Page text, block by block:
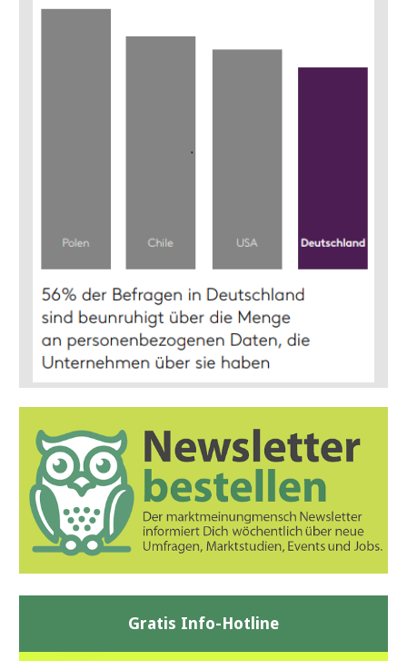
Gratis Info-Hotline